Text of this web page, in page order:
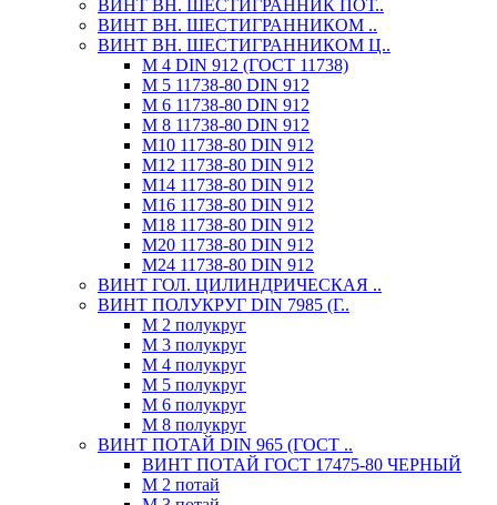
ВИНТ ВН. ШЕСТИГРАННИК ПОТ..
ВИНТ ВН. ШЕСТИГРАННИКОМ ..
ВИНТ ВН. ШЕСТИГРАННИКОМ Ц..
М 4 DIN 912 (ГОСТ 11738)
М 5 11738-80 DIN 912
М 6 11738-80 DIN 912
М 8 11738-80 DIN 912
М10 11738-80 DIN 912
М12 11738-80 DIN 912
М14 11738-80 DIN 912
М16 11738-80 DIN 912
М18 11738-80 DIN 912
М20 11738-80 DIN 912
М24 11738-80 DIN 912
ВИНТ ГОЛ. ЦИЛИНДРИЧЕСКАЯ ..
ВИНТ ПОЛУКРУГ DIN 7985 (Г..
М 2 полукруг
М 3 полукруг
М 4 полукруг
М 5 полукруг
М 6 полукруг
М 8 полукруг
ВИНТ ПОТАЙ DIN 965 (ГОСТ ..
ВИНТ ПОТАЙ ГОСТ 17475-80 ЧЕРНЫЙ
М 2 потай